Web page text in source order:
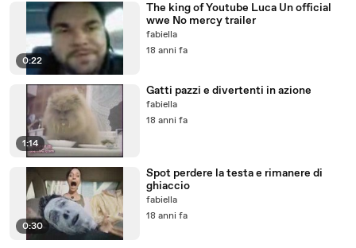
0:22
The king of Youtube Luca Un official
wwe No mercy trailer
fabiella
18 anni fa
1:14
Gatti pazzi e divertenti in azione
fabiella
18 anni fa
0:30
Spot perdere la testa e rimanere di
ghiaccio
fabiella
18 anni fa